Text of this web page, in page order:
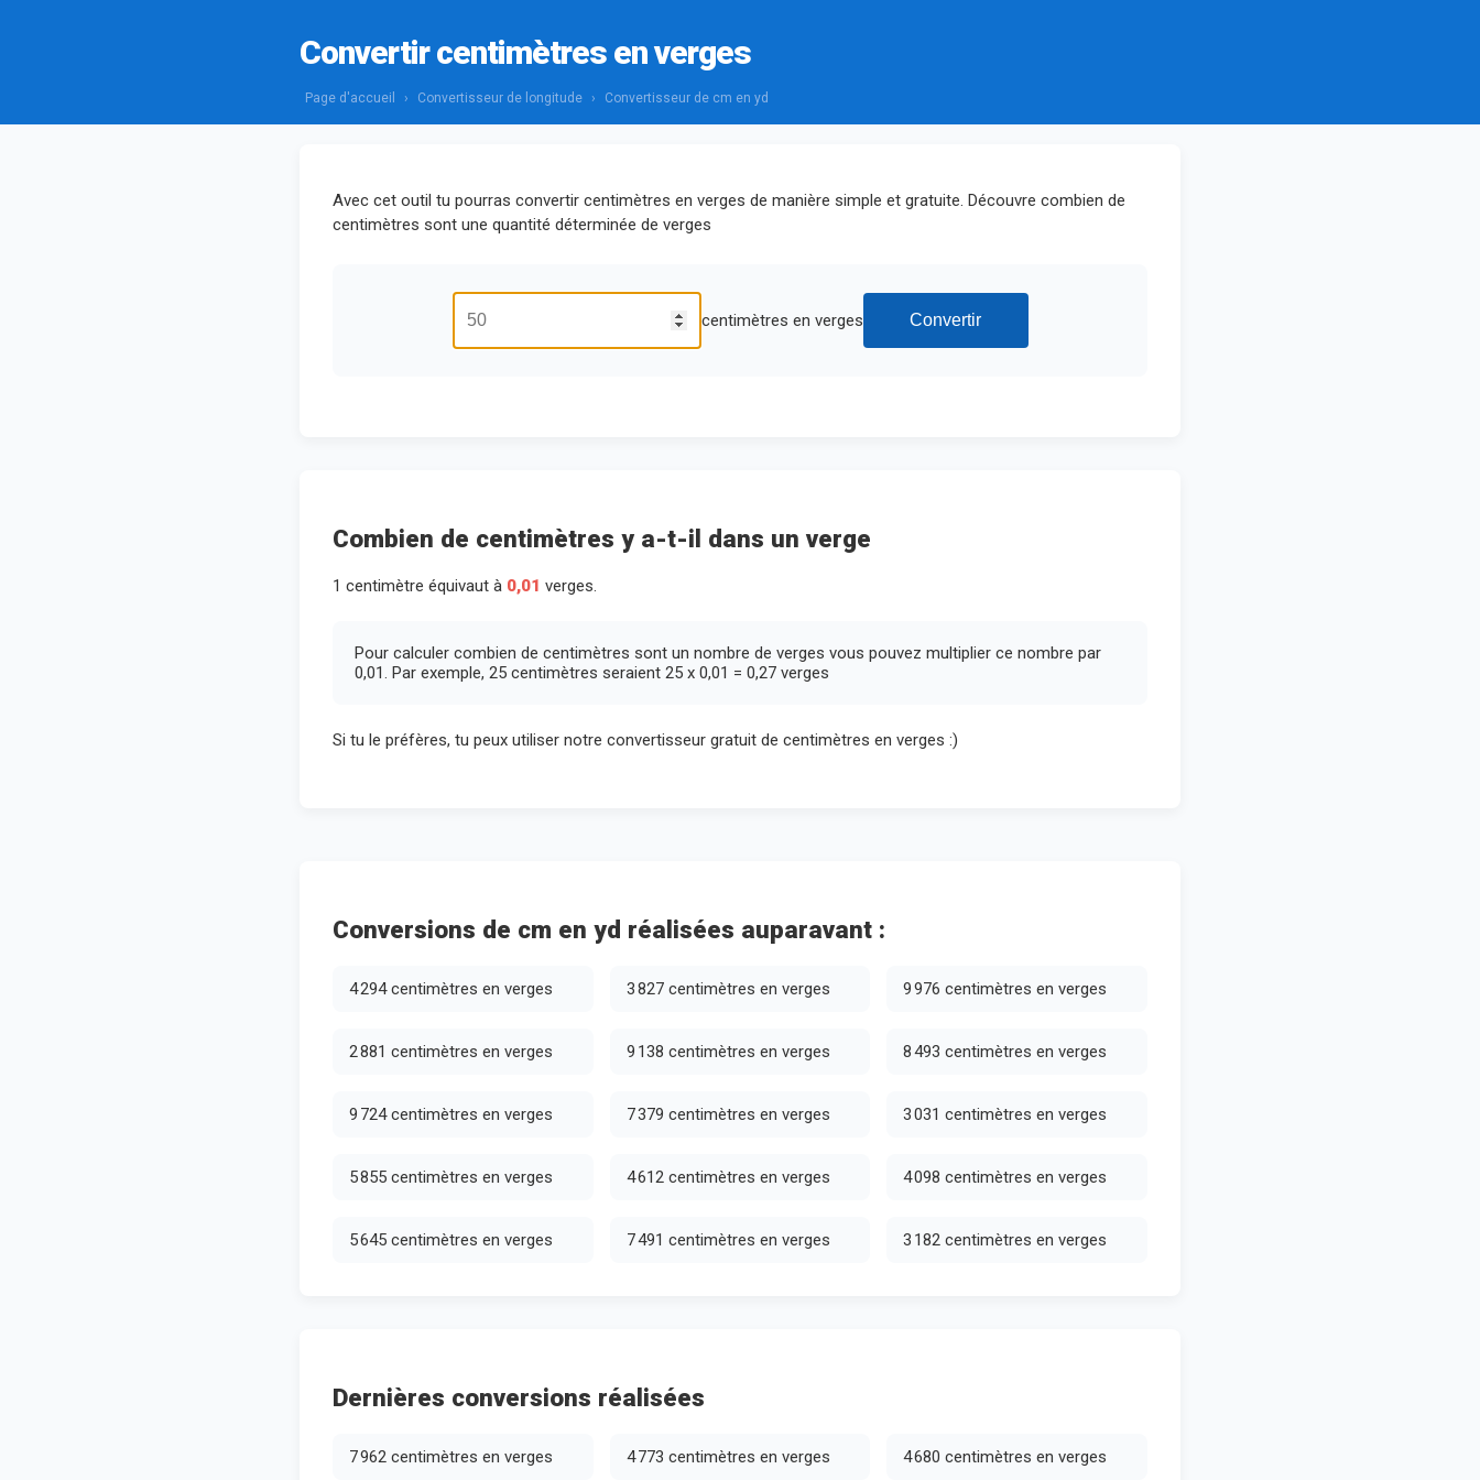
Convertir centimètres en verges
Page d'accueil › Convertisseur de longitude › Convertisseur de cm en yd
Avec cet outil tu pourras convertir centimètres en verges de manière simple et gratuite. Découvre combien de
centimètres sont une quantité déterminée de verges
centimètres en verges
Combien de centimètres y a-t-il dans un verge
1 centimètre équivaut à 0,01 verges.
Pour calculer combien de centimètres sont un nombre de verges vous pouvez multiplier ce nombre par
0,01. Par exemple, 25 centimètres seraient 25 x 0,01 = 0,27 verges
Si tu le préfères, tu peux utiliser notre convertisseur gratuit de centimètres en verges :)
Conversions de cm en yd réalisées auparavant :
4 294 centimètres en verges 3 827 centimètres en verges 9 976 centimètres en verges
2 881 centimètres en verges 9 138 centimètres en verges 8 493 centimètres en verges
9 724 centimètres en verges 7 379 centimètres en verges 3 031 centimètres en verges
5 855 centimètres en verges 4 612 centimètres en verges 4 098 centimètres en verges
5 645 centimètres en verges 7 491 centimètres en verges 3 182 centimètres en verges
Dernières conversions réalisées
7 962 centimètres en verges 4 773 centimètres en verges 4 680 centimètres en verges